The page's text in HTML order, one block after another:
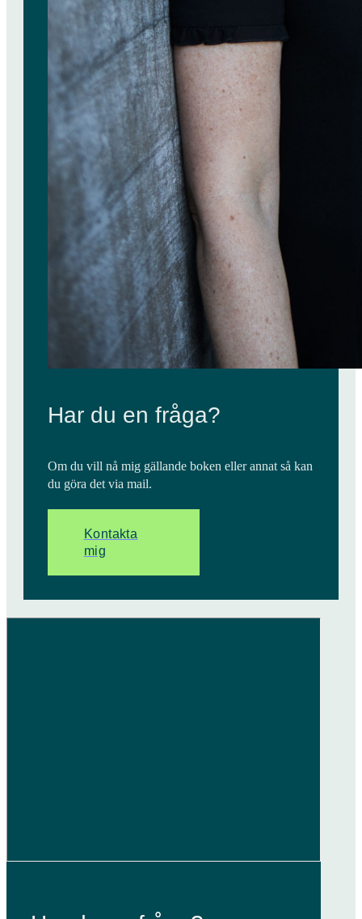
Har du en fråga?
Om du vill nå mig gällande boken eller annat så kan
du göra det via mail.
Kontakta
mig